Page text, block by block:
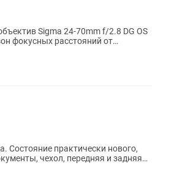
Sigma 24-70mm f/2.8 DG OS
фокусных расстояний от
Состояние практически нового,
чехол, передняя и задняя